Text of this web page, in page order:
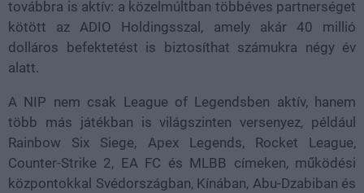
továbbra is aktív: a közelmúltban többéves partnerséget
kötött az ADIO Holdingsszal, amely akár 40 millió
dolláros befektetést is biztosíthat számukra négy év
alatt.
A NIP nem csak League of Legendsben aktív, hanem
több más játékban is világszinten versenyez, például
Rainbow Six Siege, Apex Legends, Rocket League,
Counter-Strike 2, EA FC és MLBB címeken, működési
központokkal Svédországban, Kínában, Abu-Dzabiban és